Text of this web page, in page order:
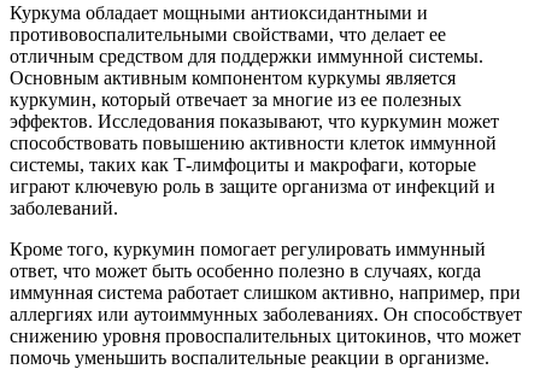
Куркума обладает мощными антиоксидантными и
противовоспалительными свойствами, что делает ее
отличным средством для поддержки иммунной системы.
Основным активным компонентом куркумы является
куркумин, который отвечает за многие из ее полезных
эффектов. Исследования показывают, что куркумин может
способствовать повышению активности клеток иммунной
системы, таких как Т-лимфоциты и макрофаги, которые
играют ключевую роль в защите организма от инфекций и
заболеваний.
Кроме того, куркумин помогает регулировать иммунный
ответ, что может быть особенно полезно в случаях, когда
иммунная система работает слишком активно, например, при
аллергиях или аутоиммунных заболеваниях. Он способствует
снижению уровня провоспалительных цитокинов, что может
помочь уменьшить воспалительные реакции в организме.